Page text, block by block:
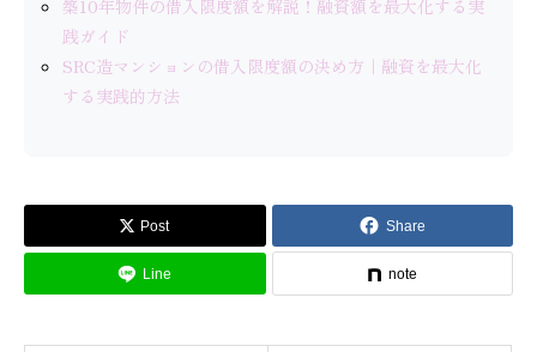
築10年物件の借入限度額を解説！融資額を最大化する実
践ガイド
SRC造マンションの借入限度額の決め方｜融資を最大化
する実践的方法
Post Share
Line note